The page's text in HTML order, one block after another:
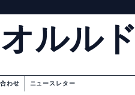
ルルド
わせ ニュースレター